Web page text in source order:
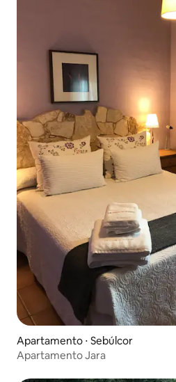
Apartamento ⋅ Sebúlcor
Apartamento Jara